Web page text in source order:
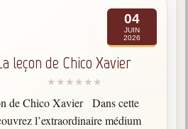
04
JUIN
2026
leçon de Chico Xavier
de Chico Xavier Dans cette
l’extraordinaire médium